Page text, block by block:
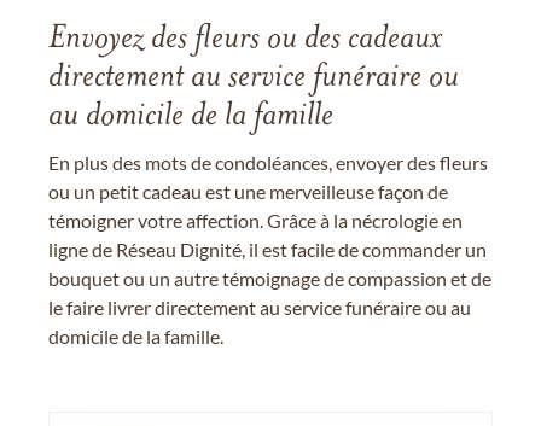
Envoyez des fleurs ou des cadeaux
directement au service funéraire ou
au domicile de la famille
En plus des mots de condoléances, envoyer des fleurs
ou un petit cadeau est une merveilleuse façon de
témoigner votre affection. Grâce à la nécrologie en
ligne de Réseau Dignité, il est facile de commander un
bouquet ou un autre témoignage de compassion et de
le faire livrer directement au service funéraire ou au
domicile de la famille.